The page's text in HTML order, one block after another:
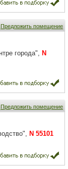
Предложить помещение
города", N
Предложить помещение
N 55101